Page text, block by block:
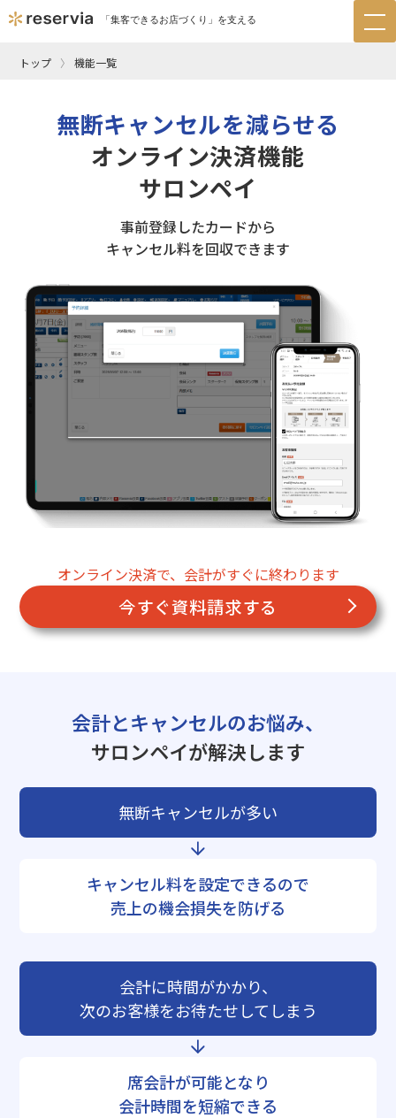
「集客できるお店づくり」を支える
トップ 機能一覧
無断キャンセルを減らせる
オンライン決済機能
サロンペイ
事前登録したカードから
キャンセル料を回収できます
オンライン決済で、会計がすぐに終わります
今すぐ資料請求する
会計とキャンセルのお悩み、
サロンペイが解決します
無断キャンセルが多い
キャンセル料を設定できるので
売上の機会損失を防げる
会計に時間がかかり、
次のお客様をお待たせしてしまう
席会計が可能となり
会計時間を短縮できる